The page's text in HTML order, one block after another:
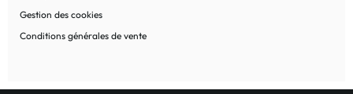
Gestion des cookies
Conditions générales de vente